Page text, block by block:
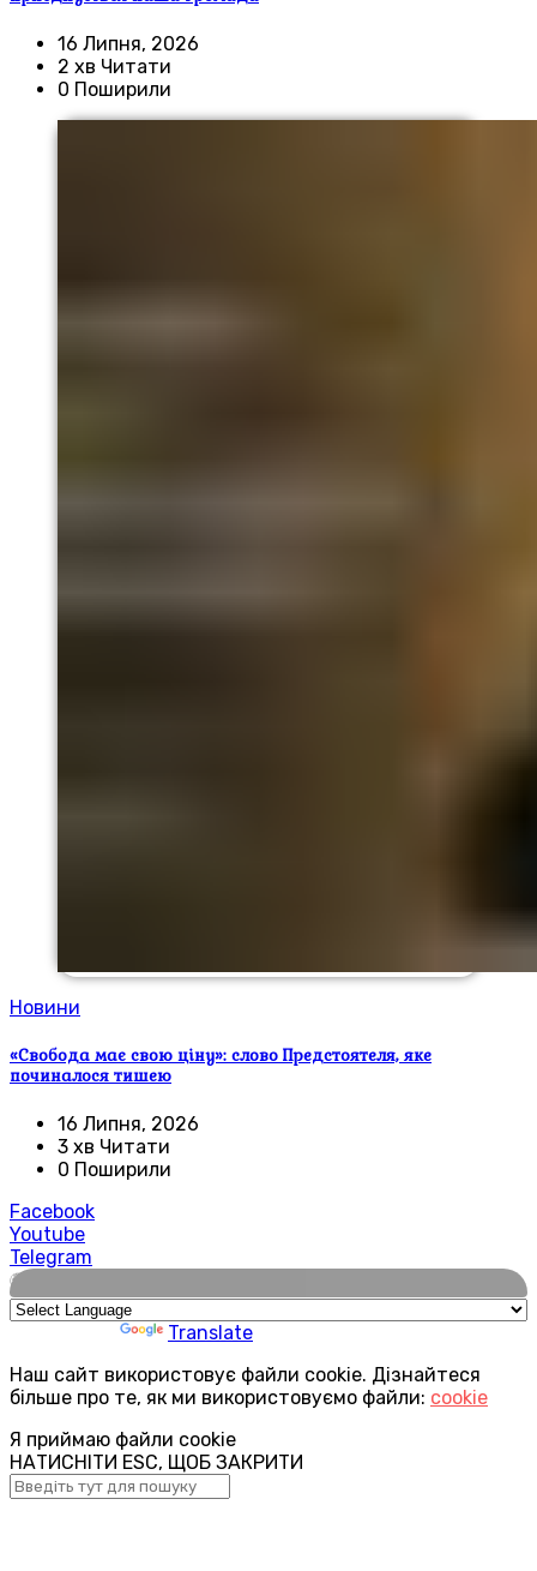
16 Липня, 2026
2 хв Читати
0 Поширили
Новини
«Свобода має свою ціну»: слово Предстоятеля, яке
починалося тишею
16 Липня, 2026
3 хв Читати
0 Поширили
Facebook
Youtube
Telegram
🌍
Translate
Наш сайт використовує файли cookie. Дізнайтеся
більше про те, як ми використовуємо файли: cookie
Я приймаю файли cookie
НАТИСНІТИ ESC, ЩОБ ЗАКРИТИ